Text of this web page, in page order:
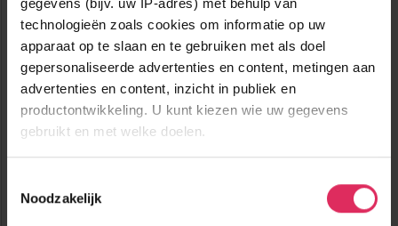
gegevens (bijv. uw IP-adres) met behulp van
technologieën zoals cookies om informatie op uw
apparaat op te slaan en te gebruiken met als doel
gepersonaliseerde advertenties en content, metingen aan
advertenties en content, inzicht in publiek en
productontwikkeling. U kunt kiezen wie uw gegevens
gebruikt en met welke doelen.
Informatie verzamelen over uw geografische
Noodzakelijk
Luxe appartementencomplex met een ideale locatie in
Meiringen!
336 p.p.
600m tot skilift
600m tot piste
8